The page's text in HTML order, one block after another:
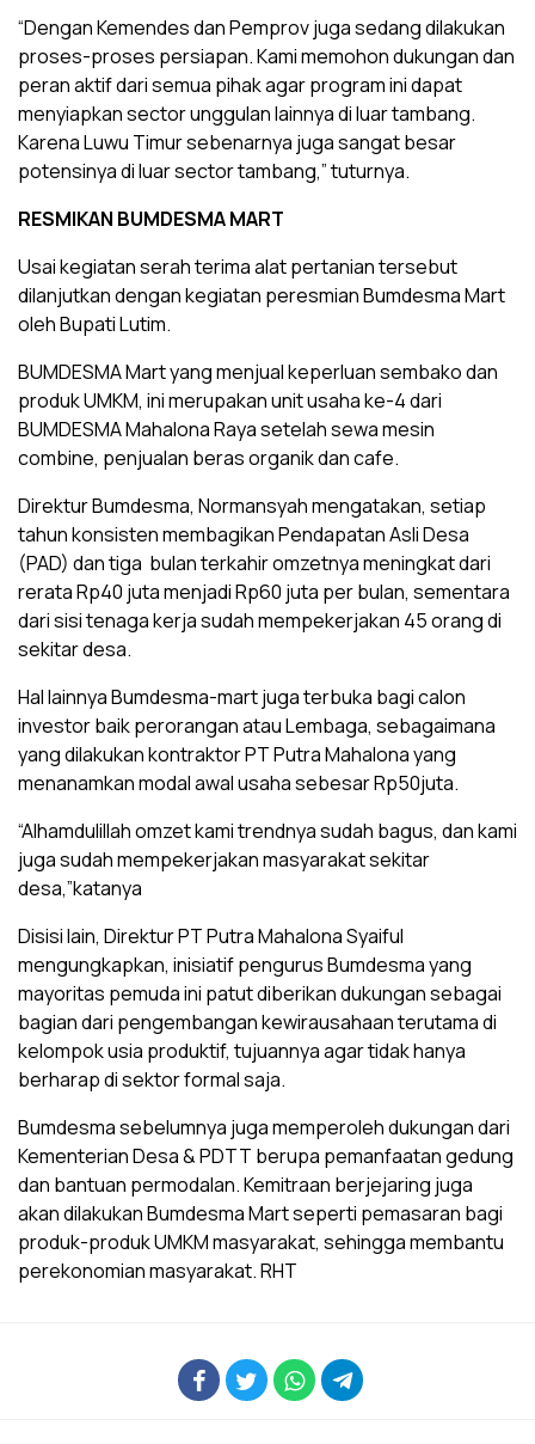
“Dengan Kemendes dan Pemprov juga sedang dilakukan
proses-proses persiapan. Kami memohon dukungan dan
peran aktif dari semua pihak agar program ini dapat
menyiapkan sector unggulan lainnya di luar tambang.
Karena Luwu Timur sebenarnya juga sangat besar
potensinya di luar sector tambang,” tuturnya.
RESMIKAN BUMDESMA MART
Usai kegiatan serah terima alat pertanian tersebut
dilanjutkan dengan kegiatan peresmian Bumdesma Mart
oleh Bupati Lutim.
BUMDESMA Mart yang menjual keperluan sembako dan
produk UMKM, ini merupakan unit usaha ke-4 dari
BUMDESMA Mahalona Raya setelah sewa mesin
combine, penjualan beras organik dan cafe.
Direktur Bumdesma, Normansyah mengatakan, setiap
tahun konsisten membagikan Pendapatan Asli Desa
(PAD) dan tiga bulan terkahir omzetnya meningkat dari
rerata Rp40 juta menjadi Rp60 juta per bulan, sementara
dari sisi tenaga kerja sudah mempekerjakan 45 orang di
sekitar desa.
Hal lainnya Bumdesma-mart juga terbuka bagi calon
investor baik perorangan atau Lembaga, sebagaimana
yang dilakukan kontraktor PT Putra Mahalona yang
menanamkan modal awal usaha sebesar Rp50juta.
“Alhamdulillah omzet kami trendnya sudah bagus, dan kami
juga sudah mempekerjakan masyarakat sekitar
desa,”katanya
Disisi lain, Direktur PT Putra Mahalona Syaiful
mengungkapkan, inisiatif pengurus Bumdesma yang
mayoritas pemuda ini patut diberikan dukungan sebagai
bagian dari pengembangan kewirausahaan terutama di
kelompok usia produktif, tujuannya agar tidak hanya
berharap di sektor formal saja.
Bumdesma sebelumnya juga memperoleh dukungan dari
Kementerian Desa & PDTT berupa pemanfaatan gedung
dan bantuan permodalan. Kemitraan berjejaring juga
akan dilakukan Bumdesma Mart seperti pemasaran bagi
produk-produk UMKM masyarakat, sehingga membantu
perekonomian masyarakat. RHT